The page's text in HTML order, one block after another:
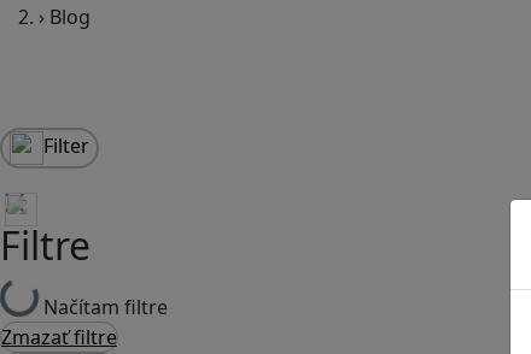
› Blog
Filter
Filtre
Načítam filtre
Zmazať filtre